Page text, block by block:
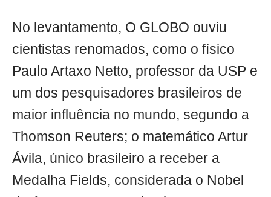
No levantamento, O GLOBO ouviu
cientistas renomados, como o físico
Paulo Artaxo Netto, professor da USP e
um dos pesquisadores brasileiros de
maior influência no mundo, segundo a
Thomson Reuters; o matemático Artur
Ávila, único brasileiro a receber a
Medalha Fields, considerada o Nobel